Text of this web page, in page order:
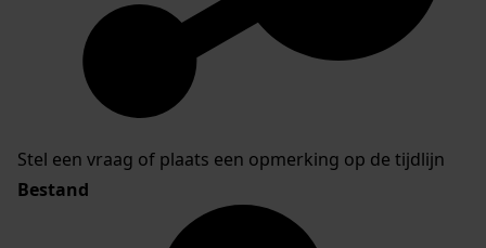
Stel een vraag of plaats een opmerking op de tijdlijn
Bestand